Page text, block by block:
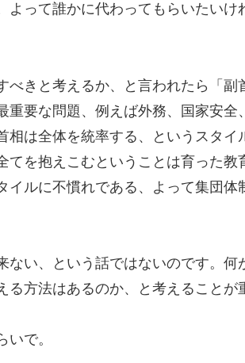
よって誰かに代わってもらいたい
べきと考えるか、と言われたら「
重要な問題、例えば外務、国家安
相は全体を統率する、というスタ
てを抱えこむということは育った
イルに不慣れである、よって集団
ない、という話ではないのです。何
る方法はあるのか、と考えることが
いで。